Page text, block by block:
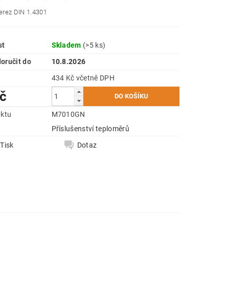
DIN 1.4301
Skladem (>5 ks)
do
10.8.2026
434 Kč včetně DPH
M7010GN
Příslušenství teploměrů
Tisk
Dotaz